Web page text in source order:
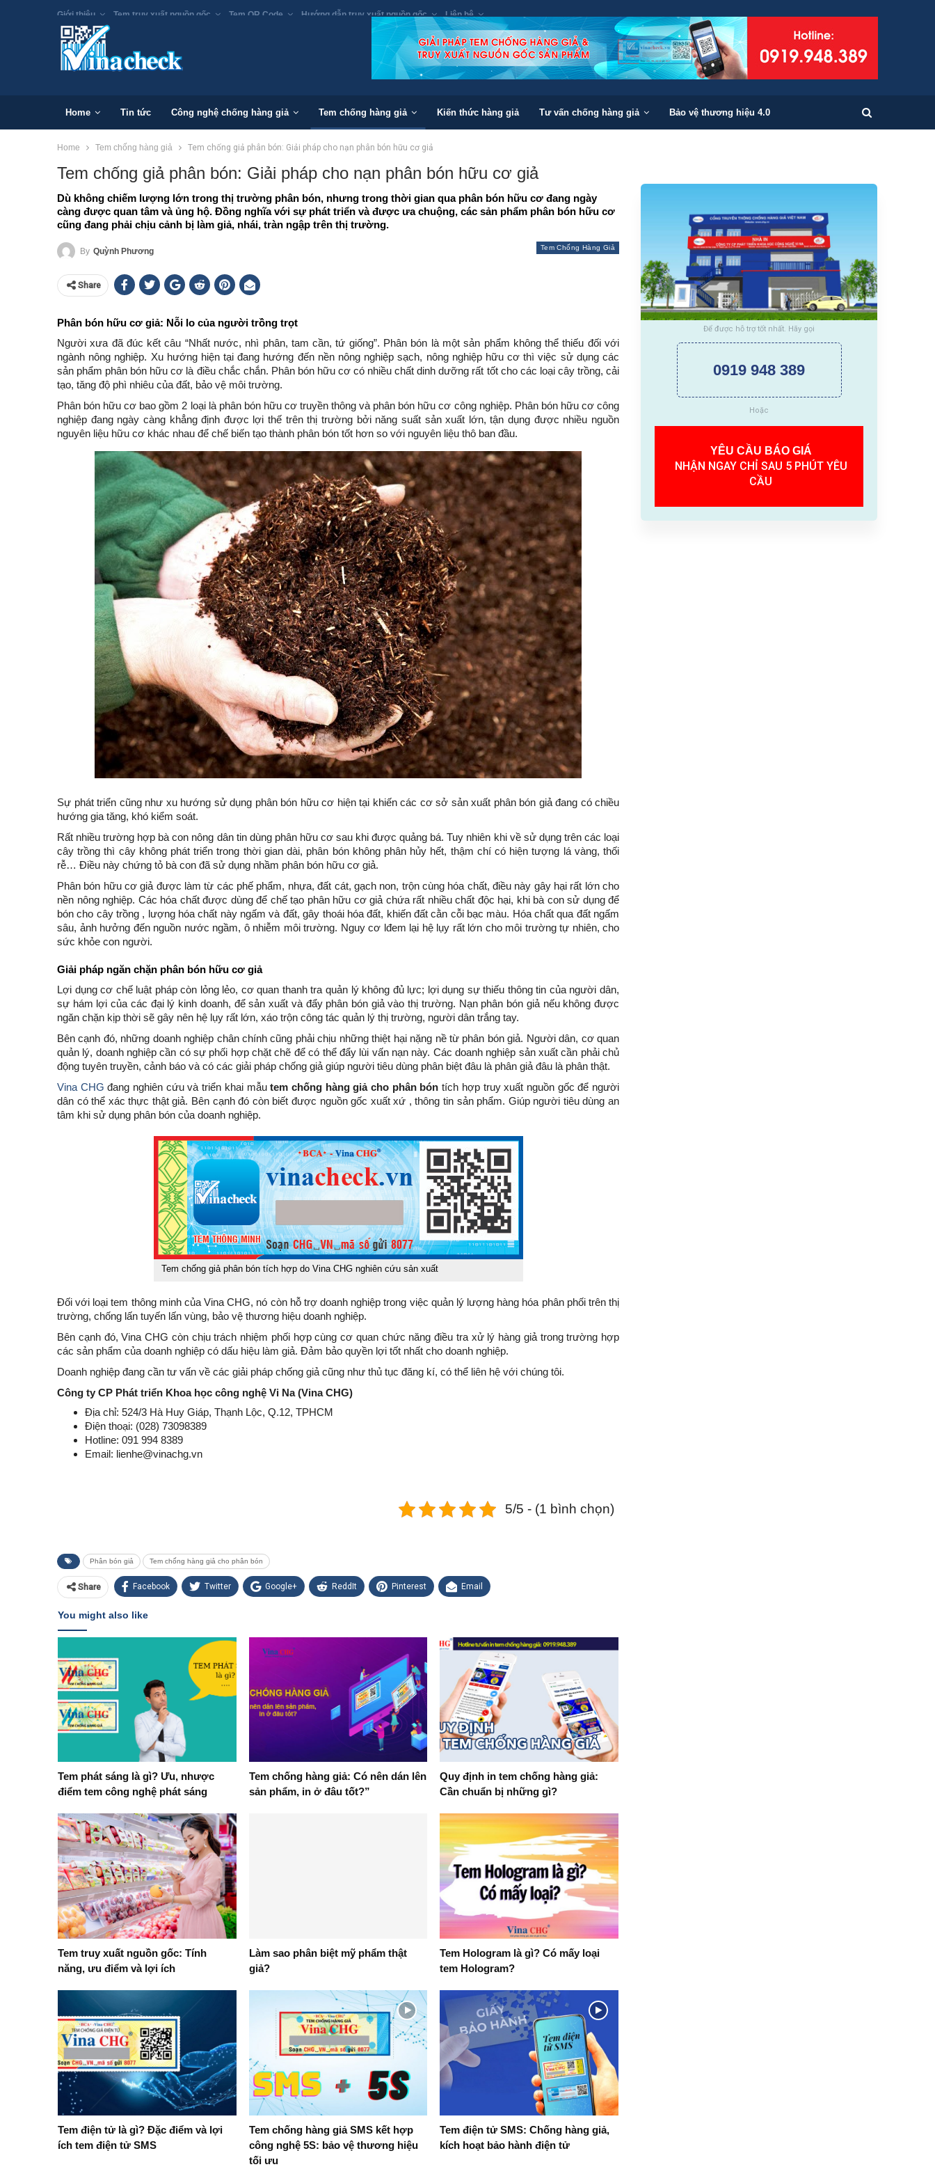
Giới thiệu Tem truy xuất nguồn gốc Tem QR Code Hướng dẫn truy xuất nguồn gốc Liên hệ
Home Tin tức Công nghệ chống hàng giả Tem chống hàng giả Kiến thức hàng giả Tư vấn chống hàng giả Bảo vệ thương hiệu 4.0
Home Tem chống hàng giả Tem chống giả phân bón: Giải pháp cho nạn phân bón hữu cơ giả
Tem chống giả phân bón: Giải pháp cho nạn phân bón hữu cơ giả
Dù không chiếm lượng lớn trong thị trường phân bón, nhưng trong thời gian qua phân bón hữu cơ đang ngày
càng được quan tâm và ủng hộ. Đồng nghĩa với sự phát triển và được ưa chuộng, các sản phẩm phân bón hữu cơ
cũng đang phải chịu cảnh bị làm giả, nhái, tràn ngập trên thị trường.
Tem Chống Hàng Giả
By Quỳnh Phương
Share
Phân bón hữu cơ giả: Nỗi lo của người trồng trọt
Người xưa đã đúc kết câu “Nhất nước, nhì phân, tam cần, tứ giống”. Phân bón là một sản phẩm không thể thiếu đối với
ngành nông nghiệp. Xu hướng hiện tại đang hướng đến nền nông nghiệp sạch, nông nghiệp hữu cơ thì việc sử dụng các
sản phẩm phân bón hữu cơ là điều chắc chắn. Phân bón hữu cơ có nhiều chất dinh dưỡng rất tốt cho các loại cây trồng, cải
tạo, tăng độ phì nhiêu của đất, bảo vệ môi trường.
Phân bón hữu cơ bao gồm 2 loại là phân bón hữu cơ truyền thông và phân bón hữu cơ công nghiệp. Phân bón hữu cơ công
nghiệp đang ngày càng khẳng định được lợi thế trên thị trường bởi năng suất sản xuất lớn, tận dụng được nhiều nguồn
nguyên liệu hữu cơ khác nhau để chế biến tạo thành phân bón tốt hơn so với nguyên liệu thô ban đầu.
Sự phát triển cũng như xu hướng sử dụng phân bón hữu cơ hiện tại khiến các cơ sở sản xuất phân bón giả đang có chiều
hướng gia tăng, khó kiểm soát.
Rất nhiều trường hợp bà con nông dân tin dùng phân hữu cơ sau khi được quảng bá. Tuy nhiên khi về sử dụng trên các loại
cây trồng thì cây không phát triển trong thời gian dài, phân bón không phân hủy hết, thậm chí có hiện tượng lá vàng, thối
rễ… Điều này chứng tỏ bà con đã sử dụng nhầm phân bón hữu cơ giả.
Phân bón hữu cơ giả được làm từ các phế phẩm, nhựa, đất cát, gạch non, trộn cùng hóa chất, điều này gây hại rất lớn cho
nền nông nghiệp. Các hóa chất được dùng để chế tạo phân hữu cơ giả chứa rất nhiều chất độc hại, khi bà con sử dụng để
bón cho cây trồng , lượng hóa chất này ngấm và đất, gây thoái hóa đất, khiến đất cằn cỗi bạc màu. Hóa chất qua đất ngấm
sâu, ảnh hưởng đến nguồn nước ngầm, ô nhiễm môi trường. Nguy cơ lđem lại hệ lụy rất lớn cho môi trường tự nhiên, cho
sức khỏe con người.
Giải pháp ngăn chặn phân bón hữu cơ giả
Lợi dụng cơ chế luật pháp còn lỏng lẻo, cơ quan thanh tra quản lý không đủ lực; lợi dụng sự thiếu thông tin của người dân,
sự hám lợi của các đại lý kinh doanh, để sản xuất và đẩy phân bón giả vào thị trường. Nạn phân bón giả nếu không được
ngăn chặn kịp thời sẽ gây nên hệ lụy rất lớn, xáo trộn công tác quản lý thị trường, người dân trắng tay.
Bên cạnh đó, những doanh nghiệp chân chính cũng phải chịu những thiệt hại nặng nề từ phân bón giả. Người dân, cơ quan
quản lý, doanh nghiệp cần có sự phối hợp chặt chẽ để có thể đẩy lùi vấn nạn này. Các doanh nghiệp sản xuất cần phải chủ
động tuyên truyền, cảnh báo và có các giải pháp chống giả giúp người tiêu dùng phân biệt đâu là phân giả đâu là phân thật.
Vina CHG đang nghiên cứu và triển khai mẫutem chống hàng giả cho phân bón tích hợp truy xuất nguồn gốc để người
dân có thể xác thực thật giả. Bên cạnh đó còn biết được nguồn gốc xuất xứ , thông tin sản phẩm. Giúp người tiêu dùng an
tâm khi sử dụng phân bón của doanh nghiệp.
Tem chống giả phân bón tích hợp do Vina CHG nghiên cứu sản xuất
Đối với loại tem thông minh của Vina CHG, nó còn hỗ trợ doanh nghiệp trong việc quản lý lượng hàng hóa phân phối trên thị
trường, chống lấn tuyến lấn vùng, bảo vệ thương hiệu doanh nghiệp.
Bên cạnh đó, Vina CHG còn chịu trách nhiệm phối hợp cùng cơ quan chức năng điều tra xử lý hàng giả trong trường hợp
các sản phẩm của doanh nghiệp có dấu hiệu làm giả. Đảm bảo quyền lợi tốt nhất cho doanh nghiệp.
Doanh nghiệp đang cần tư vấn về các giải pháp chống giả cũng như thủ tục đăng kí, có thể liên hệ với chúng tôi.
Công ty CP Phát triển Khoa học công nghệ Vi Na (Vina CHG)
Địa chỉ: 524/3 Hà Huy Giáp, Thạnh Lộc, Q.12, TPHCM
Điện thoại: (028) 73098389
Hotline: 091 994 8389
Email: lienhe@vinachg.vn
5/5 - (1 bình chọn)
Phân bón giả Tem chống hàng giả cho phân bón
Share Facebook Twitter Google+ ReddIt Pinterest Email
You might also like
Tem phát sáng là gì? Ưu, nhược
điểm tem công nghệ phát sáng
Tem chống hàng giả: Có nên dán lên
sản phẩm, in ở đâu tốt?”
Quy định in tem chống hàng giả:
Cần chuẩn bị những gì?
Tem truy xuất nguồn gốc: Tính
năng, ưu điểm và lợi ích
Làm sao phân biệt mỹ phẩm thật
giả?
Tem Hologram là gì? Có mấy loại
tem Hologram?
Tem điện tử là gì? Đặc điểm và lợi
ích tem điện tử SMS
Tem chống hàng giả SMS kết hợp
công nghệ 5S: bảo vệ thương hiệu
tối ưu
Tem điện tử SMS: Chống hàng giả,
kích hoạt bảo hành điện tử
Để được hỗ trợ tốt nhất. Hãy gọi
0919 948 389
Hoặc
YÊU CẦU BÁO GIÁ
NHẬN NGAY CHỈ SAU 5 PHÚT YÊU
CẦU